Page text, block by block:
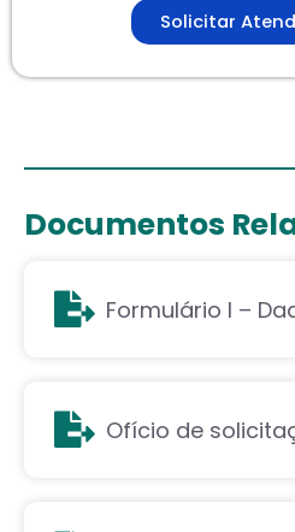
Solicitar
Documentos
Formulário I –
Ofício de